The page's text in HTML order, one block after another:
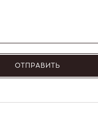
ОТПРАВИТЬ